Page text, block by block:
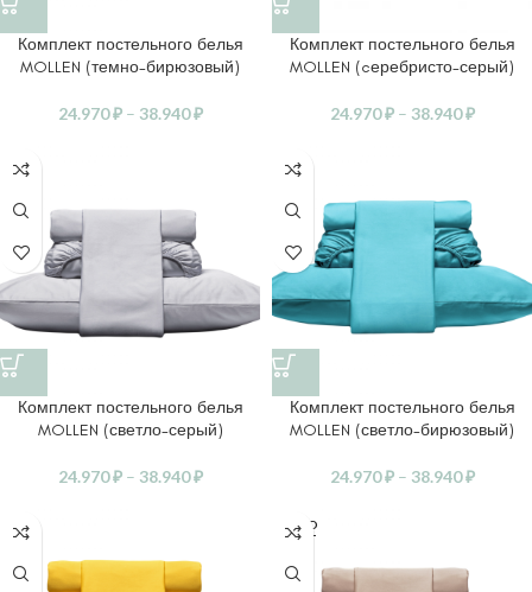
Комплект постельного белья
MOLLEN (темно-бирюзовый)
24.970₽ – 38.940₽
Комплект постельного белья
MOLLEN (cеребристо-серый)
24.970₽ – 38.940₽
Комплект постельного белья
MOLLEN (светло-серый)
24.970₽ – 38.940₽
Комплект постельного белья
MOLLEN (светло-бирюзовый)
24.970₽ – 38.940₽
SOLD
OUT